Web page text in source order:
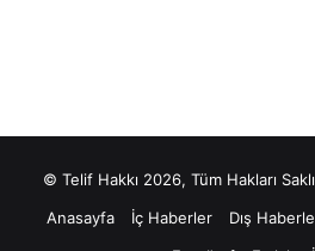
© Telif Hakkı 2026, Tüm Hakları
Anasayfa
İç Haberler Dış